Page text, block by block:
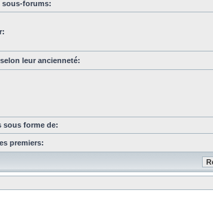
sous-forums:
leur ancienneté:
sous forme de:
premiers: